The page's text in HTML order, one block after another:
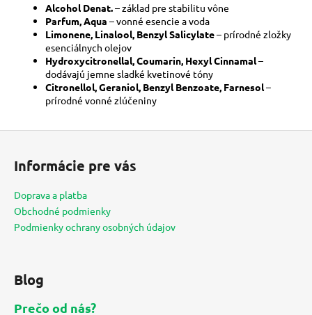
Alcohol Denat.– základ pre stabilitu vône
Parfum, Aqua – vonné esencie a voda
Limonene, Linalool, Benzyl Salicylate– prírodné zložky
esenciálnych olejov
Hydroxycitronellal, Coumarin, Hexyl Cinnamal–
dodávajú jemne sladké kvetinové tóny
Citronellol, Geraniol, Benzyl Benzoate, Farnesol–
prírodné vonné zlúčeniny
Informácie pre vás
Doprava a platba
Obchodné podmienky
Podmienky ochrany osobných údajov
Blog
Prečo od nás?